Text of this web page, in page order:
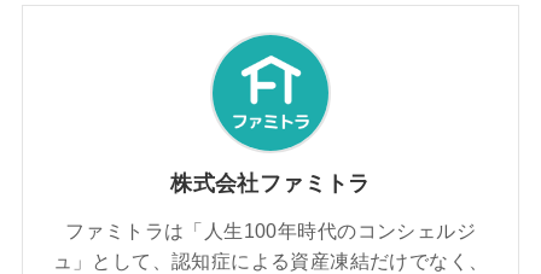
株式会社ファミトラ
ファミトラは「人生100年時代のコンシェルジ
ュ」として、認知症による資産凍結だけでなく、